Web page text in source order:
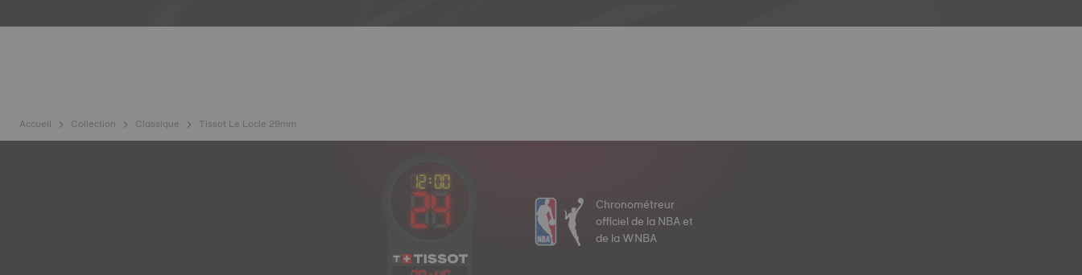
Accueil Collection Classique Tissot Le Locle 29mm
Chronométreur
officiel de la NBA et
de la WNBA